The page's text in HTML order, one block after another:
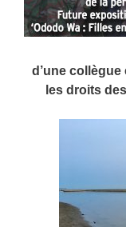
d’une
les droits